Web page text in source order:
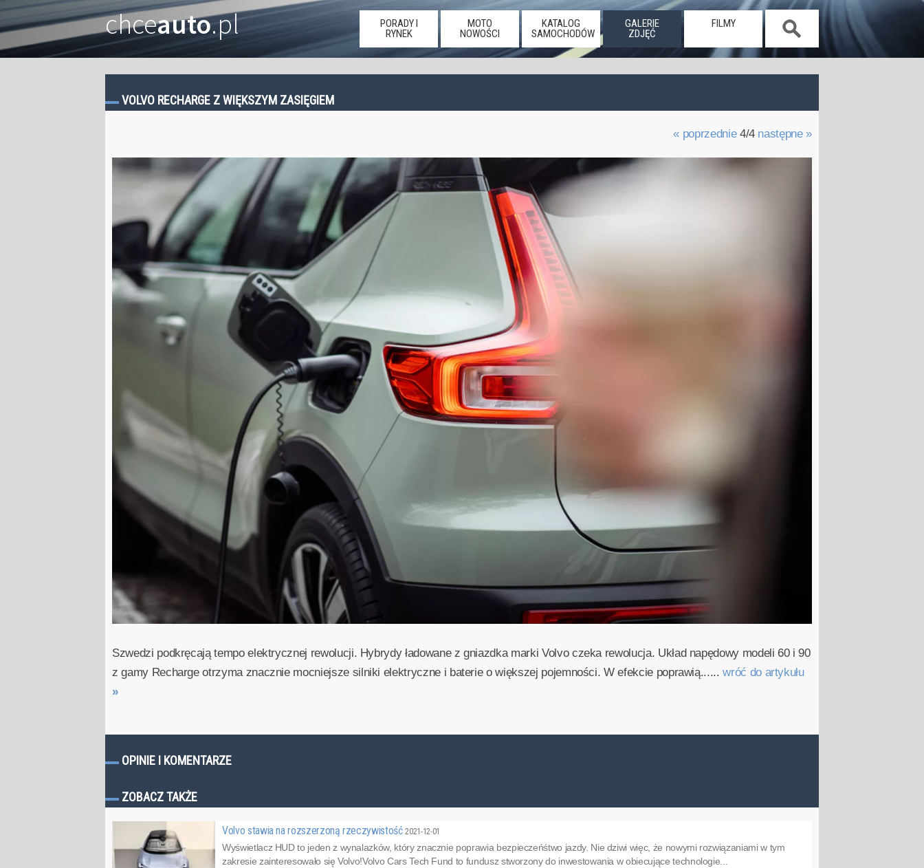
chceauto.pl
PORADY I
RYNEK
MOTO
NOWOŚCI
KATALOG
SAMOCHODÓW
GALERIE
ZDJĘĆ
FILMY
VOLVO RECHARGE Z WIĘKSZYM ZASIĘGIEM
« poprzednie4/4 następne »
Szwedzi podkręcają tempo elektrycznej rewolucji. Hybrydy ładowane z gniazdka marki Volvo czeka rewolucja. Układ napędowy modeli 60 i 90
z gamy Recharge otrzyma znacznie mocniejsze silniki elektryczne i baterie o większej pojemności. W efekcie poprawią......wróć do artykułu
»
OPINIE I KOMENTARZE
ZOBACZ TAKŻE
Volvo stawia na rozszerzoną rzeczywistość2021-12-01
Wyświetlacz HUD to jeden z wynalazków, który znacznie poprawia bezpieczeńśtwo jazdy. Nie dziwi więc, że nowymi rozwiązaniami w tym
zakresie zainteresowało się Volvo!Volvo Cars Tech Fund to fundusz stworzony do inwestowania w obiecujące technologie...